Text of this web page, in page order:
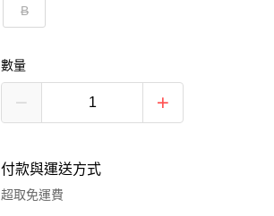
B
數量
付款與運送方式
超取免運費